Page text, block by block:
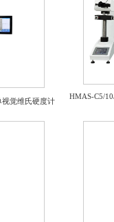
觉维氏硬度计
HMAS-C5/